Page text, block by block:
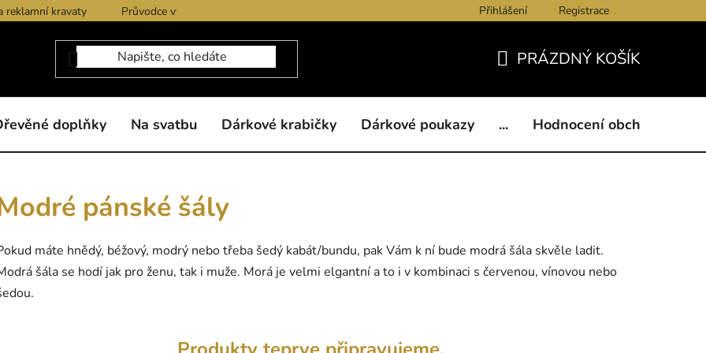
reklamní kravaty Průvodce výběrem produktů Kontakty Obchodní podmínky
Přihlášení Registrace
KOŠÍK
PRÁZDNÝ KOŠÍK
doplňky Na svatbu Dárkové krabičky Dárkové poukazy ... Hodnocení obchodu
pánské šály
máte hnědý, béžový, modrý nebo třeba šedý kabát/bundu, pak Vám k ní bude modrá šála skvěle ladit.
šála se hodí jak pro ženu, tak i muže. Morá je velmi elgantní a to i v kombinaci s červenou, vínovou nebo